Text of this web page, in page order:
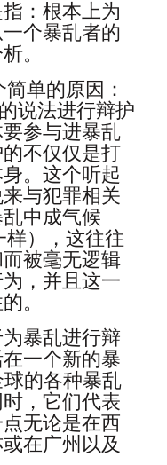
：根本上为
个暴乱者的
。
单的原因：
说法进行辩护
参与进暴乱
不仅仅是打
。这个听起
与犯罪相关
中成气候
样），这往往
被毫无逻辑
，并且这一
。
暴乱进行辩
一个新的暴
的各种暴乱
，它们代表
无论是在西
在广州以及